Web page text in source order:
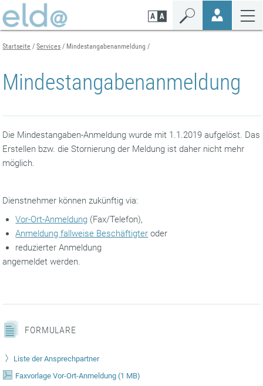
Seiteninhalt
springen
Navigation
springen
Mobilen
Navigation
springen
Startseite Services Mindestangabenanmeldung
Mindestangabenanmeldung
Die Mindestangaben-Anmeldung wurde mit 1.1.2019 aufgelöst. Das
Erstellen bzw. die Stornierung der Meldung ist daher nicht mehr
möglich.
Dienstnehmer können zukünftig via:
Vor-Ort-Anmeldung (Fax/Telefon),
Anmeldung fallweise Beschäftigter oder
reduzierter Anmeldung
angemeldet werden.
FORMULARE
Liste der Ansprechpartner
Faxvorlage Vor-Ort-Anmeldung (1 MB)